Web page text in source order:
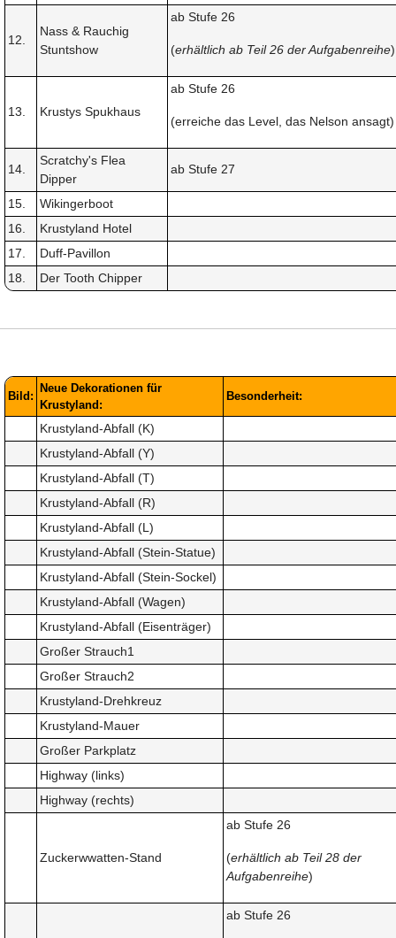
12.
Nass & Rauchig
Stuntshow
ab Stufe 26
(erhältlich ab Teil 26 der Aufgabenreihe)
13. Krustys Spukhaus
ab Stufe 26
(erreiche das Level, das Nelson ansagt)
14.
Scratchy's Flea
Dipper
ab Stufe 27
15.
Wikingerboot
16.
Krustyland Hotel
17.
Duff-Pavillon
18.
Der Tooth Chipper
Bild:
Neue Dekorationen für
Krustyland:
Besonderheit:
Krustyland-Abfall (K)
Krustyland-Abfall (Y)
Krustyland-Abfall (T)
Krustyland-Abfall (R)
Krustyland-Abfall (L)
Krustyland-Abfall (Stein-Statue)
Krustyland-Abfall (Stein-Sockel)
Krustyland-Abfall (Wagen)
Krustyland-Abfall (Eisenträger)
Großer Strauch1
Großer Strauch2
Krustyland-Drehkreuz
Krustyland-Mauer
Großer Parkplatz
Highway (links)
Highway (rechts)
Zuckerwwatten-Stand
ab Stufe 26
(erhältlich ab Teil 28 der
Aufgabenreihe)
ab Stufe 26